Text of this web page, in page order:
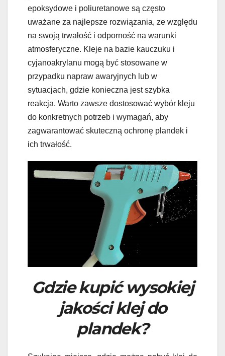
epoksydowe i poliuretanowe są często
uważane za najlepsze rozwiązania, ze względu
na swoją trwałość i odporność na warunki
atmosferyczne. Kleje na bazie kauczuku i
cyjanoakrylanu mogą być stosowane w
przypadku napraw awaryjnych lub w
sytuacjach, gdzie konieczna jest szybka
reakcja. Warto zawsze dostosować wybór kleju
do konkretnych potrzeb i wymagań, aby
zagwarantować skuteczną ochronę plandek i
ich trwałość.
Gdzie kupić wysokiej
jakości klej do
plandek?